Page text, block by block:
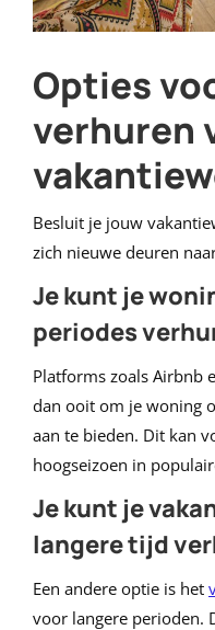
Opties
verhuren
Besluit je jouw
zich nieuwe deuren
Je kunt je
periodes
Platforms zoals Airbnb
dan ooit om je woning
aan te bieden. Dit kan
hoogseizoen in
Je kunt je
langere tijd
Een andere optie is het
voor langere perioden.